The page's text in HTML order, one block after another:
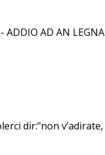
- ADDIO AD AN
dir:"non